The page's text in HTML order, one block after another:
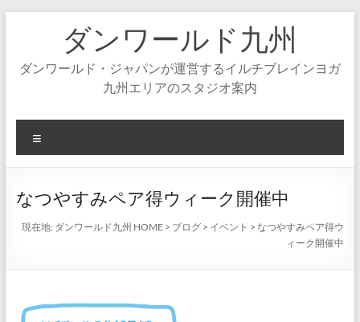
ダンワールド九州
ダンワールド・ジャパンが運営するイルチブレインヨガ
九州エリアのスタジオ案内
ニ
ー
なつやすみペア得ウィーク開催中
現在地: ダンワールド九州 HOME > ブログ > イベント > なつやすみペア得ウ
ィーク開催中